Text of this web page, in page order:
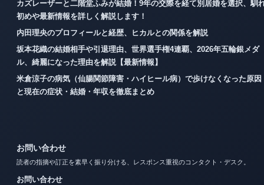
カズレーザーと二階堂ふみが結婚！9年の交際を経て別居婚を選択、馴
初めや最新情報を詳しく解説します！
内田理央のプロフィールと経歴、ヒカルとの関係を解説
坂本花織の結婚相手や引退理由、世界選手権4連覇、2026年五輪銀メダ
ル、綺麗になった理由を解説【最新情報】
米倉涼子の病気（仙腸関節障害・ハイヒール病）で歩けなくなった原因
と現在の症状・結婚・年収を徹底まとめ
お問い合わせ
読者の指摘や訂正を素早く振り分ける、レスポンス重視のコンタクト・デスク。
お問い合わせ